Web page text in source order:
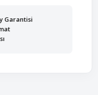
Garantisi